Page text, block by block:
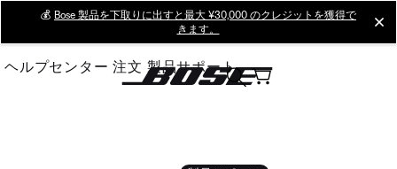
Main
💰 Bose 製品を下取りに出すと最大 ¥30,000 のクレジットを獲得で
きます。
ヘルプセンター 注文 製品サポート